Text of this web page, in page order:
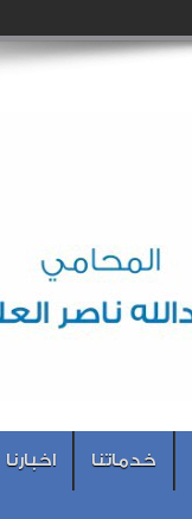
خدماتنا اخبارنا